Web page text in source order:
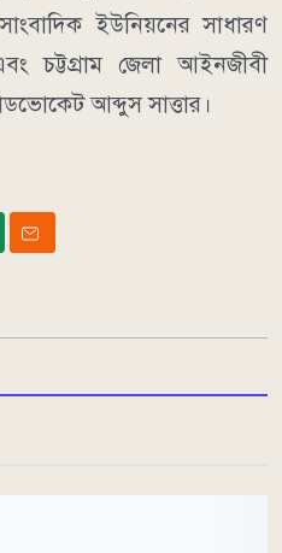
ইউনিয়নের সাধারণ
চট্টগ্রাম জেলা আইনজীবী
আব্দুস সাত্তার।